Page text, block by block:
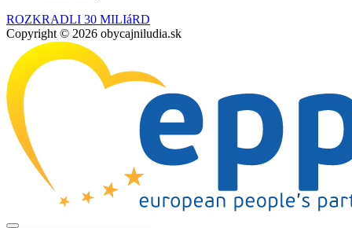
ROZKRADLI 30 MILIáRD
Copyright © 2026 obycajniludia.sk